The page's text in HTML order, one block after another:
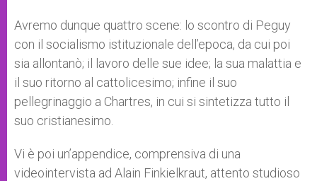
Avremo dunque quattro scene: lo scontro di Peguy
con il socialismo istituzionale dell’epoca, da cui poi
sia allontanò; il lavoro delle sue idee; la sua malattia e
il suo ritorno al cattolicesimo; infine il suo
pellegrinaggio a Chartres, in cui si sintetizza tutto il
suo cristianesimo.
Vi è poi un’appendice, comprensiva di una
videointervista ad Alain Finkielkraut, attento studioso